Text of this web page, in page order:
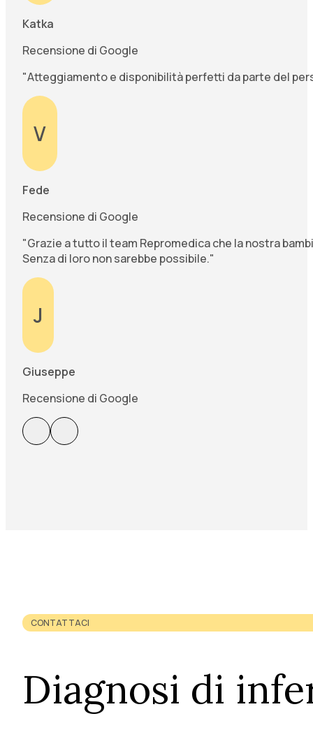
Katka
Recensione di Google
"Atteggiamento e disponibilità perfetti da parte del
V
Fede
Recensione di Google
"Grazie a tutto il team Repromedica che la nostra
Senza di loro non sarebbe possibile."
J
Giuseppe
Recensione di Google
CONTATTACI
Diagnosi di